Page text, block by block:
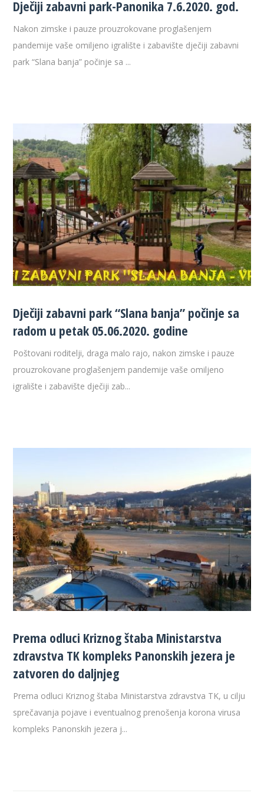
Dječiji zabavni park-Panonika 7.6.2020. god.
Nakon zimske i pauze prouzrokovane proglašenjem
pandemije vaše omiljeno igralište i zabavište dječiji zabavni
park “Slana banja” počinje sa ...
Dječiji zabavni park “Slana banja” počinje sa
radom u petak 05.06.2020. godine
Poštovani roditelji, draga malo rajo, nakon zimske i pauze
prouzrokovane proglašenjem pandemije vaše omiljeno
igralište i zabavište dječiji zab...
Prema odluci Kriznog štaba Ministarstva
zdravstva TK kompleks Panonskih jezera je
zatvoren do daljnjeg
Prema odluci Kriznog štaba Ministarstva zdravstva TK, u cilju
sprečavanja pojave i eventualnog prenošenja korona virusa
kompleks Panonskih jezera j...